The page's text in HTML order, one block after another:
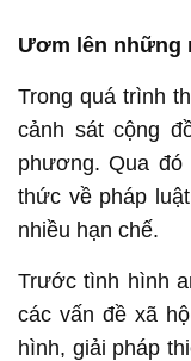
Ươm lên những
Trong quá trình
cảnh sát cộng
phương. Qua đó
thức về pháp
nhiều hạn chế.
Trước tình hình
các vấn đề xã
hình, giải pháp